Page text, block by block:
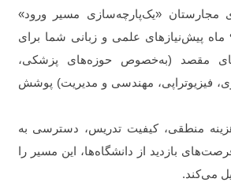
مجارستان «یک‌پارچه‌سازی مسیر ورود»
است: در مدت ۶ تا ۹ ماه پیش‌نیازهای علمی و زبانی شما برای
مقصد (به‌خصوص حوزه‌های پزشکی،
فیزیوتراپی، مهندسی و مدیریت) پوشش
منطقی، کیفیت تدریس، دسترسی به
بازدید از دانشگاه‌ها، این مسیر را
می‌کند.